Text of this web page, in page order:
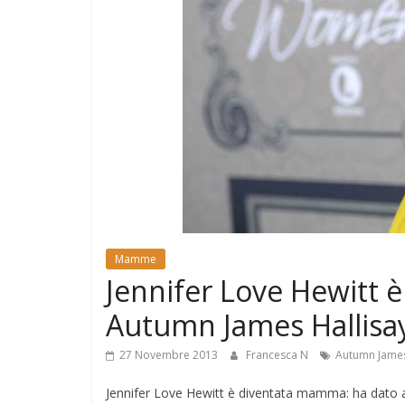
Mamme
Jennifer Love Hewitt
Autumn James
27 Novembre 2013 Francesca N Autumn
Jennifer Love Hewitt è diventata mamma: ha dato